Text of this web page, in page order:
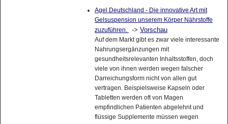
Agel Deutschland - Die innovative Art mit
Gelsuspension unserem Körper Nährstoffe
zuzuführen.
-> Vorschau
Auf dem Markt gibt es zwar viele interessante
Nahrungsergänzungen mit
gesundheitsrelevanten Inhaltsstoffen, doch
viele von ihnen werden wegen falscher
Darreichungsform nicht von allen gut
vertragen. Beispielsweise Kapseln oder
Tabletten werden oft von Magen
empfindlichen Patienten abgelehnt und
flüssige Supplemente müssen wegen